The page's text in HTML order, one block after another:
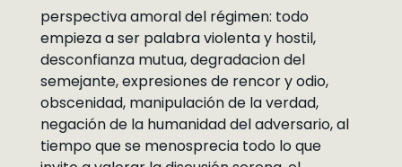
perspectiva amoral del régimen: todo
empieza a ser palabra violenta y hostil,
desconfianza mutua, degradacion del
semejante, expresiones de rencor y odio,
obscenidad, manipulación de la verdad,
negación de la humanidad del adversario, al
tiempo que se menosprecia todo lo que